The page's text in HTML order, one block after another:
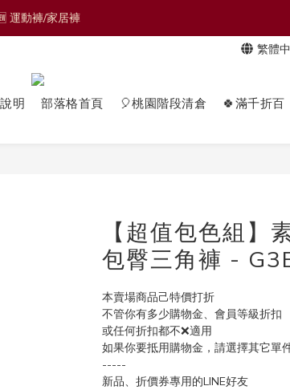
運動褲/家居褲
運動褲/家居褲
繁體
明 部落格首頁 🎈桃園階段清倉 🍀滿千折百
【超值包色組】
包臀三角褲 -
本賣場商品己特價打折
不管你有多少購物金、會員等級折扣
或任何折扣都不❌適用
如果你要抵用購物金，請選擇其它單件
-----
新品、折價券專用的LINE好友